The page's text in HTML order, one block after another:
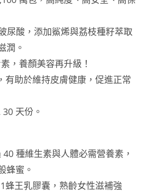
尿酸，添加鯊烯與荔枝種籽萃取
潤。
，養顏美容再升級！
有助於維持皮膚健康，促進正常
天份。
種維生素與人體必需營養素，
蜂蜜。
蜂王乳膠囊，熟齡女性滋補強